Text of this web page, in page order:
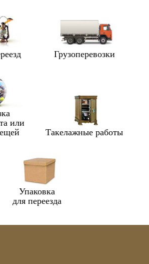
Грузоперевозки
или
Такелажные работы
Упаковка
для переезда